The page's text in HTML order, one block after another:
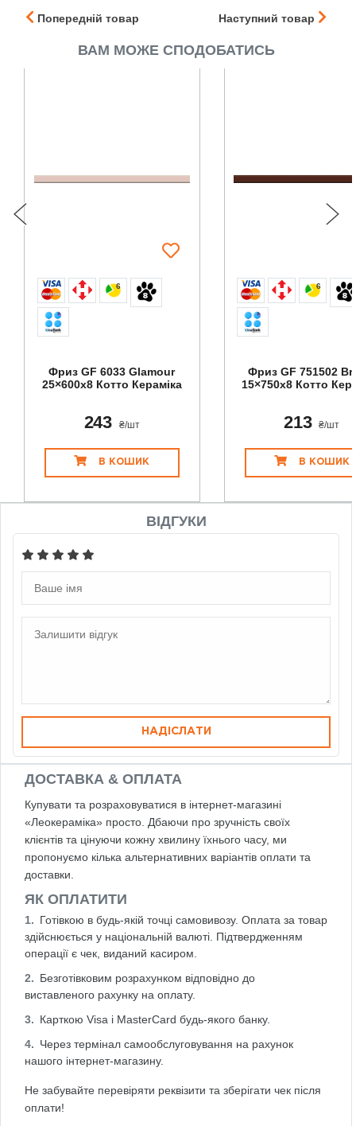
Попередній товар Наступний товар
ВАМ МОЖЕ СПОДОБАТИСЬ
6
Фриз GF 6033 Glamour
25×600x8 Котто Кераміка
243 ₴/шт
В КОШИК
6
Фриз GF 751502
15×750x8 Котто
213 ₴/шт
В КОШИК
ВІДГУКИ
НАДІСЛАТИ
ДОСТАВКА & ОПЛАТА
Купувати та розраховуватися в інтернет-магазині
«Леокераміка» просто. Дбаючи про зручність своїх
клієнтів та цінуючи кожну хвилину їхнього часу, ми
пропонуємо кілька альтернативних варіантів оплати та
доставки.
ЯК ОПЛАТИТИ
Готівкою в будь-якій точці самовивозу. Оплата за товар
здійснюється у національній валюті. Підтвердженням
операції є чек, виданий касиром.
Безготівковим розрахунком відповідно до
виставленого рахунку на оплату.
Карткою Visa і MasterCard будь-якого банку.
Через термінал самообслуговування на рахунок
нашого інтернет-магазину.
Не забувайте перевіряти реквізити та зберігати чек після
оплати!